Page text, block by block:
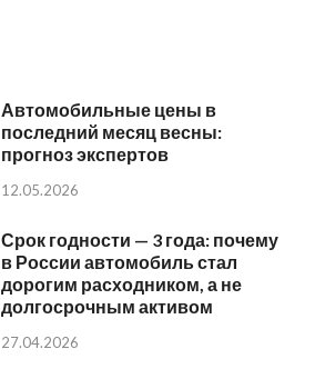
Автомобильные цены в
последний месяц весны:
прогноз экспертов
12.05.2026
Срок годности — 3 года: почему
в России автомобиль стал
дорогим расходником, а не
долгосрочным активом
27.04.2026